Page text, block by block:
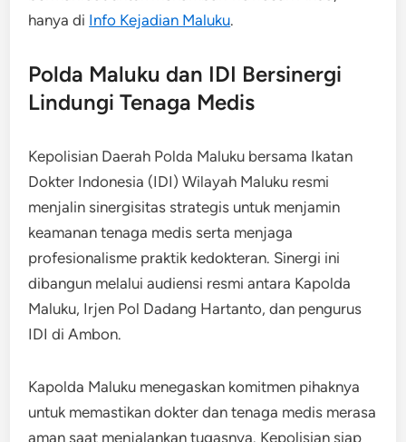
hanya di Info Kejadian Maluku.
Polda Maluku dan IDI Bersinergi
Lindungi Tenaga Medis
Kepolisian Daerah Polda Maluku bersama Ikatan
Dokter Indonesia (IDI) Wilayah Maluku resmi
menjalin sinergisitas strategis untuk menjamin
keamanan tenaga medis serta menjaga
profesionalisme praktik kedokteran. Sinergi ini
dibangun melalui audiensi resmi antara Kapolda
Maluku, Irjen Pol Dadang Hartanto, dan pengurus
IDI di Ambon.
Kapolda Maluku menegaskan komitmen pihaknya
untuk memastikan dokter dan tenaga medis merasa
aman saat menjalankan tugasnya. Kepolisian siap